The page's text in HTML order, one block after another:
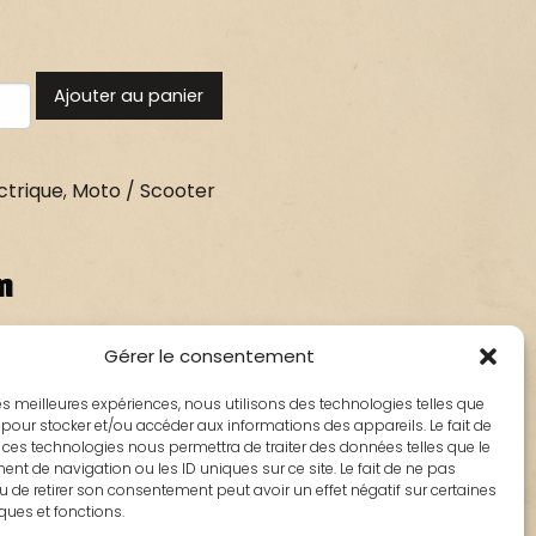
Gérer le consentement
meilleures expériences, nous utilisons des technologies telles que
stocker et/ou accéder aux informations des appareils. Le fait de
technologies nous permettra de traiter des données telles que le
de navigation ou les ID uniques sur ce site. Le fait de ne pas
de retirer son consentement peut avoir un effet négatif sur certaines
et fonctions.
Ajouter au panier
, Moto / Scooter
1
broches: 8